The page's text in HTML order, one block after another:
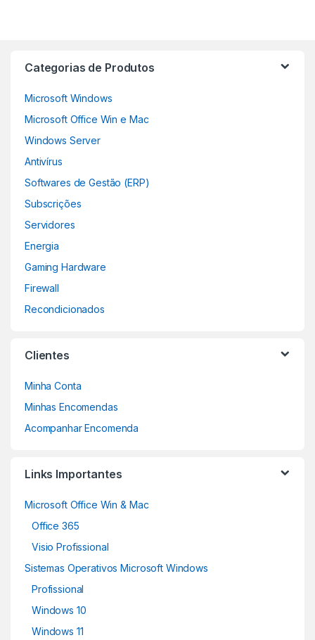
Categorias de Produtos
Microsoft Windows
Microsoft Office Win e Mac
Windows Server
Antivírus
Softwares de Gestão (ERP)
Subscrições
Servidores
Energia
Gaming Hardware
Firewall
Recondicionados
Clientes
Minha Conta
Minhas Encomendas
Acompanhar Encomenda
Links Importantes
Microsoft Office Win & Mac
Office 365
Visio Profissional
Sistemas Operativos Microsoft Windows
Profissional
Windows 10
Windows 11